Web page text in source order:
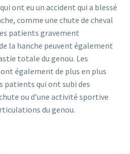
ont eu un accident qui a blessé
comme une chute de cheval
patients gravement
la hanche peuvent également
totale du genou. Les
également de plus en plus
patients qui ont subi des
ou d’une activité sportive
du genou.